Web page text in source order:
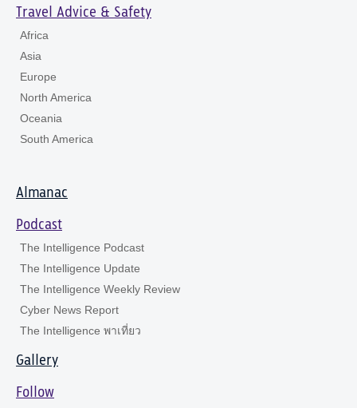
Travel Advice & Safety
Africa
Asia
Europe
North America
Oceania
South America
Almanac
Podcast
The Intelligence Podcast
The Intelligence Update
The Intelligence Weekly Review
Cyber News Report
The Intelligence พาเที่ยว
Gallery
Follow